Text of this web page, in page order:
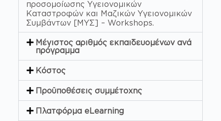
προσομοίωσης Υγειονομικών
Καταστροφών και Μαζικών Υγειονομικών
Συμβάντων [ΜΥΣ] – Workshops.
Μέγιστος αριθμός εκπαιδευομένων ανά
πρόγραμμα
Κόστος
Προϋποθέσεις συμμέτοχης
Πλατφόρμα eLearning